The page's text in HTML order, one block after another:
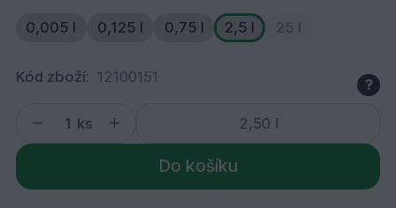
0,005 l 0,125 l 0,75 l 2,5 l 25 l
Kód zboží: 12100151 ?
ks
Do košíku